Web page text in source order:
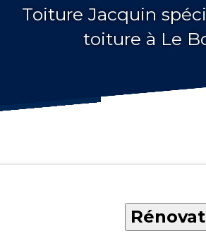
Toiture Jacquin
toiture à Le